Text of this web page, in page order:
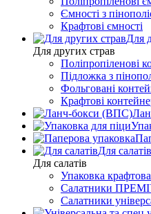
Ємності з
Крафтові ємності
Для
Для других страв
Поліпропіленові
Підложка з
Фольговані
Крафтові
Для салатів
Для салатів
Упаковка крафтова
Салатники
Салатники